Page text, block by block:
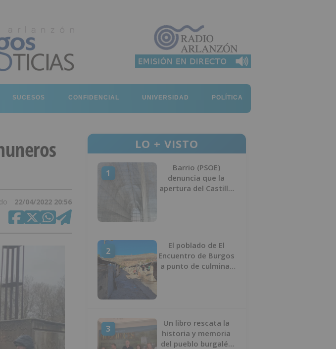
SUCESOS CONFIDENCIAL UNIVERSIDAD POLÍTICA
22/04/2022 20:56
LO + VISTO
1
Barrio (PSOE)
denuncia que la
apertura del Castillo
2
El poblado de El
Encuentro de Burgos
a punto de culminar
3
Un libro rescata la
historia y memoria
del pueblo burgalés